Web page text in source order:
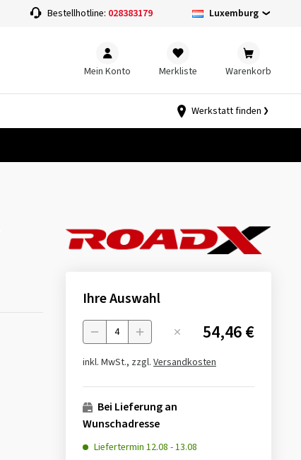
Bestellhotline: 028383179 Luxemburg
Mein Konto Merkliste Warenkorb
Werkstatt finden
Ihre Auswahl
Menge 54,46 €
inkl. MwSt., zzgl. Versandkosten
Bei Lieferung an
Wunschadresse
Liefertermin 12.08 -13.08